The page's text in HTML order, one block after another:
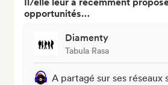
opportunités…
Diamenty
Tabula Rasa
A partagé sur ses réseaux